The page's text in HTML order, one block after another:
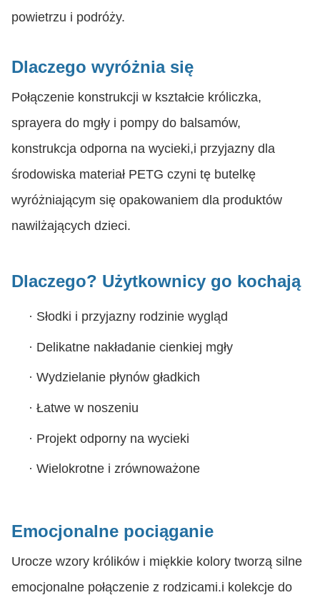
powietrzu i podróży.
Dlaczego wyróżnia się
Połączenie konstrukcji w kształcie króliczka,
sprayera do mgły i pompy do balsamów,
konstrukcja odporna na wycieki,i przyjazny dla
środowiska materiał PETG czyni tę butelkę
wyróżniającym się opakowaniem dla produktów
nawilżających dzieci.
Dlaczego? Użytkownicy go kochają
· Słodki i przyjazny rodzinie wygląd
· Delikatne nakładanie cienkiej mgły
· Wydzielanie płynów gładkich
· Łatwe w noszeniu
· Projekt odporny na wycieki
· Wielokrotne i zrównoważone
Emocjonalne pociąganie
Urocze wzory królików i miękkie kolory tworzą silne
emocjonalne połączenie z rodzicami.i kolekcje do